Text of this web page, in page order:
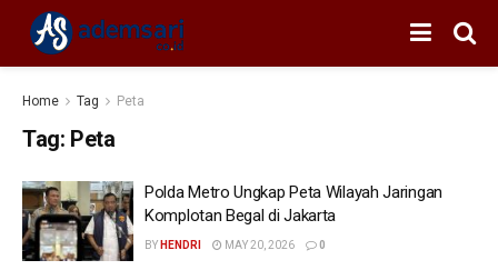
Home Tag Peta
Tag: Peta
Polda Metro Ungkap Peta Wilayah Jaringan
Komplotan Begal di Jakarta
BY HENDRI MAY 20, 2026 0